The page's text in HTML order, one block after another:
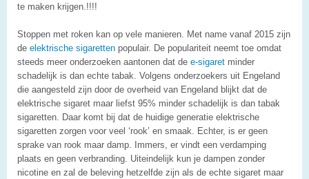
te maken krijgen.!!!!
Stoppen met roken kan op vele manieren. Met name vanaf 2015 zijn
de elektrische sigaretten populair. De populariteit neemt toe omdat
steeds meer onderzoeken aantonen dat de e-sigaret minder
schadelijk is dan echte tabak. Volgens onderzoekers uit Engeland
die aangesteld zijn door de overheid van Engeland blijkt dat de
elektrische sigaret maar liefst 95% minder schadelijk is dan tabak
sigaretten. Daar komt bij dat de huidige generatie elektrische
sigaretten zorgen voor veel ‘rook’ en smaak. Echter, is er geen
sprake van rook maar damp. Immers, er vindt een verdamping
plaats en geen verbranding. Uiteindelijk kun je dampen zonder
nicotine en zal de beleving hetzelfde zijn als de echte sigaret maar